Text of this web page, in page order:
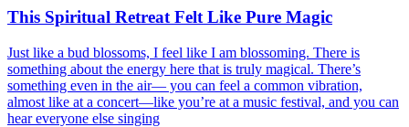
This Spiritual Retreat Felt Like Pure Magic
Just like a bud blossoms, I feel like I am blossoming. There is
something about the energy here that is truly magical. There’s
something even in the air— you can feel a common vibration,
almost like at a concert—like you’re at a music festival, and you can
hear everyone else singing